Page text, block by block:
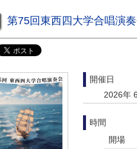
第75回東西四大学合唱演
開催日
2026年
時間
開場